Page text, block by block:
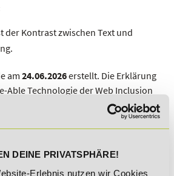
DEINE PRIVATSPHÄRE!
Erlebnis nutzen wir Cookies
der Kontrast zwischen Text und
am 24.06.2026erstellt. Die Erklärung
Able Technologie derWeb Inclusion
Report - ein Produkt der Web
alle maschinell überprüfbaren
zuletzt am 18.06.2026 überprüft.